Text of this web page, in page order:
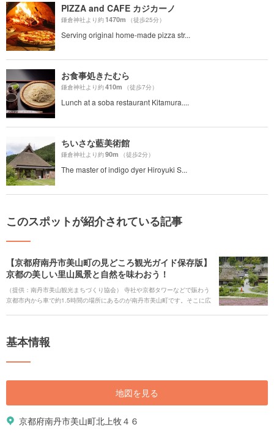
PIZZA and CAFE カジカーノ
鎌倉神社より約1470m （徒歩25分）
Serving original home-made pizza str...
お食事処きたむら
鎌倉神社より約410m （徒歩7分）
Lunch at a soba restaurant Kitamura....
ちいさな藍美術館
鎌倉神社より約90m （徒歩2分）
The master of indigo dyer Hiroyuki S...
このスポットが紹介されている記事
【京都府南丹市美山町の見どころ観光ガイド保存版】
京都の美しい里山風景と自然を味わおう！
（提供：南丹市美山観光まちづくり協会） 寺社や京都タワーなどで賑わう
京都市内から車で約1.5時間の場所にあるのが南丹市美山町です。そこに広
俗資料館や自然美しいダム、美山牛乳のソフトクリーム屋さん、和食が味
山町を楽しむためのおすすめ情報を紹介していきます。
基本情報
地図を見る
京都府南丹市美山町北上牧４６